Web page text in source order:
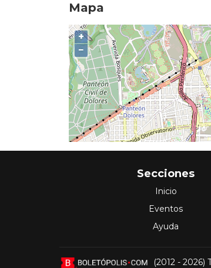
Mapa
+
−
Secciones
Inicio
Eventos
Ayuda
(2012 - 2026)